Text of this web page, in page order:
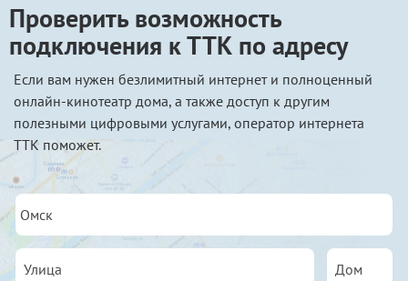
Проверить возможность
подключения к ТТК по адресу
Если вам нужен безлимитный интернет и полноценный
онлайн-кинотеатр дома, а также доступ к другим
полезными цифровыми услугами, оператор интернета
ТТК поможет.